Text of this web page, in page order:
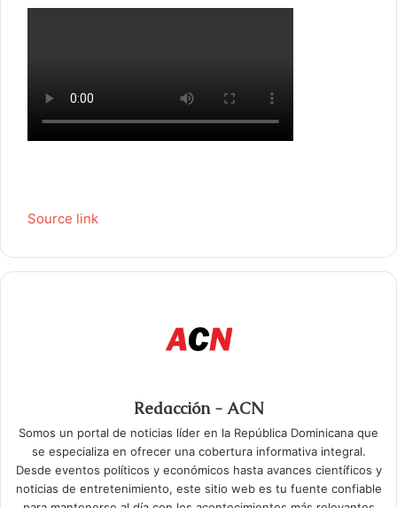
Source link
Redacción - ACN
Somos un portal de noticias líder en la República Dominicana que
se especializa en ofrecer una cobertura informativa integral.
Desde eventos políticos y económicos hasta avances científicos y
noticias de entretenimiento, este sitio web es tu fuente confiable